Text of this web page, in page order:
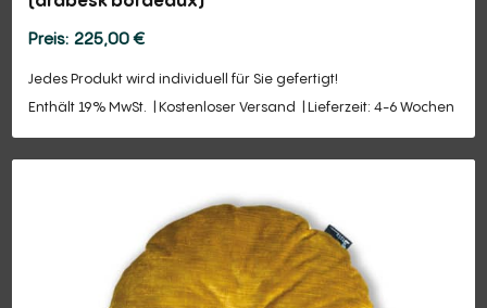
225,00€
Jedes Produkt wird individuell für Sie gefertigt!
Enthält 19% MwSt.
Kostenloser Versand Lieferzeit: 4-6 Wochen